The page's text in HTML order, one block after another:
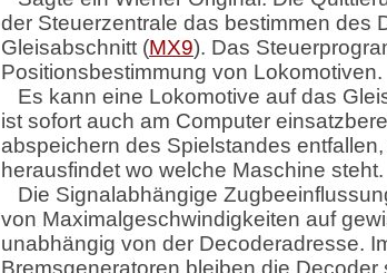
der Steuerzentrale das bestimmen des
Gleisabschnitt (MX9). Das
Positionsbestimmung von Lokomotiven.
Es kann eine Lokomotive auf das
ist sofort auch am Computer
abspeichern des Spielstandes
herausfindet wo welche Maschine steht.
Die Signalabhängige
von Maximalgeschwindigkeiten auf
unabhängig von der Decoderadresse.
Bremsgeneratoren bleiben die Decoder